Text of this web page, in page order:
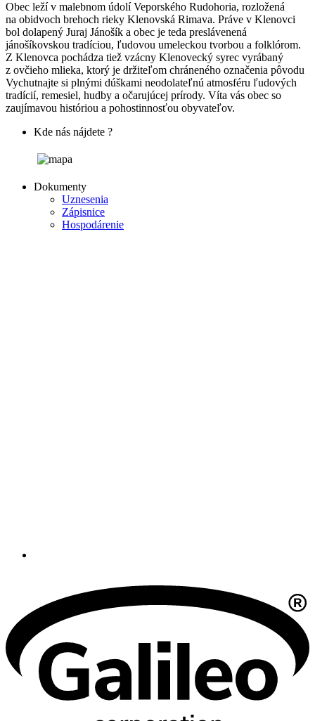
Obec leží v malebnom údolí Veporského Rudohoria, rozložená
na obidvoch brehoch rieky Klenovská Rimava. Práve v Klenovci
bol dolapený Juraj Jánošík a obec je teda preslávenená
jánošíkovskou tradíciou, ľudovou umeleckou tvorbou a folklórom.
Z Klenovca pochádza tiež vzácny Klenovecký syrec vyrábaný
z ovčieho mlieka, ktorý je držiteľom chráneného označenia pôvodu
Vychutnajte si plnými dúškami neodolateľnú atmosféru ľudových
tradícií, remesiel, hudby a očarujúcej prírody. Víta vás obec so
zaujímavou históriou a pohostinnosťou obyvateľov.
Kde nás nájdete ?
Dokumenty
Uznesenia
Zápisnice
Hospodárenie